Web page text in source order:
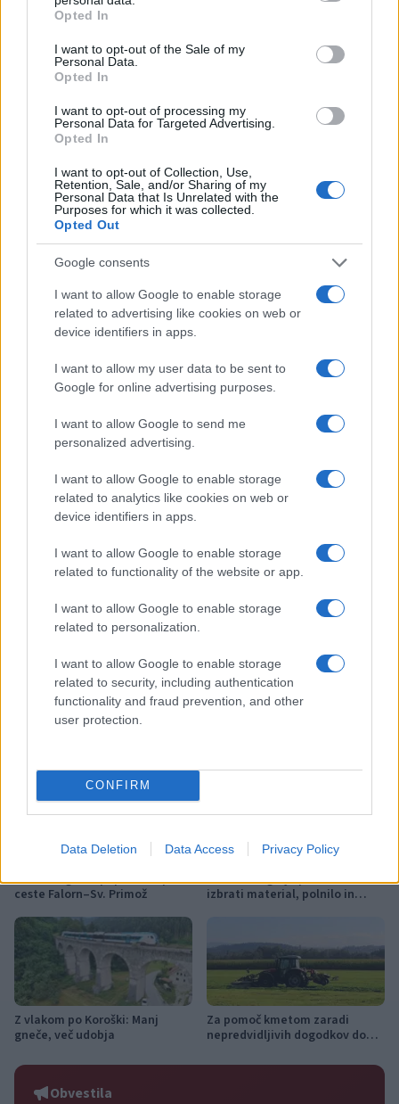
grant or deny consent to Google and its third-party tags to
use your data for below specified purposes in below Google
consent section.
Opted In
I want to opt-out of the Sale of my
Personal Data.
Opted In
I want to opt-out of processing my
Personal Data for Targeted Advertising.
Opted In
I want to opt-out of Collection, Use,
Retention, Sale, and/or Sharing of my
Personal Data that Is Unrelated with the
Purposes for which it was collected.
Opted Out
Google consents
I want to allow Google to enable storage
related to advertising like cookies on web or
device identifiers in apps.
I want to allow my user data to be sent to
Google for online advertising purposes.
I want to allow Google to send me
personalized advertising.
I want to allow Google to enable storage
related to analytics like cookies on web or
device identifiers in apps.
I want to allow Google to enable storage
related to functionality of the website or app.
I want to allow Google to enable storage
related to personalization.
I want to allow Google to enable storage
related to security, including authentication
functionality and fraud prevention, and other
user protection.
CONFIRM
Data Deletion Data Access Privacy Policy
odstranjeni. Pravila komentiranja →
Failed to fetch
Kategorije: Novice Novice
Ključne besede: bazen masaža
počitnice
Več iz kraja Ravne na Koroškem
Kovinska ograja po meri: kako
izbrati material, polnilo in
Koroške reke so opazno upadle,
gneče, več udobja
žurali s Kingstoni in Zmelkoowi
Od 11. avgusta popolna zapora
ceste Falorn–Sv. Primož
Kovinska ograja po meri: kako
izbrati material, polnilo in
Z vlakom po Koroški: Manj
gneče, več udobja
Za pomoč kmetom zaradi
nepredvidljivih dogodkov do
Obvestila